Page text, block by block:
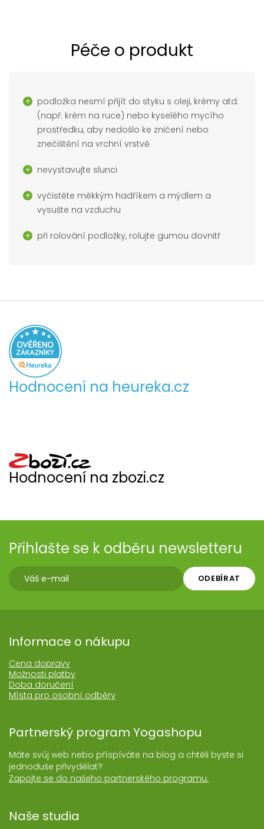
Péče o produkt
podložka nesmí přijít do styku s oleji, krémy atd.
(např. krém na ruce) nebo kyselého mycího
prostředku, aby nedošlo ke zničení nebo
znečištění na vrchní vrstvě
nevystavujte slunci
vyčistěte měkkým hadříkem a mýdlem a
vysušte na vzduchu
při rolování podložky, rolujte gumou dovnitř
Hodnocení na heureka.cz
Hodnocení na zbozi.cz
Přihlašte se k odběru newsletteru
ODEBÍRAT
Informace o nákupu
Cena dopravy
Možnosti platby
Doba doručení
Místa pro osobní odběry
Partnerský program Yogashopu
Máte svůj web nebo příspíváte na blog a chtěli byste si
jednoduše přivydělat?
Zapojte se do našeho partnerského programu.
Naše studia